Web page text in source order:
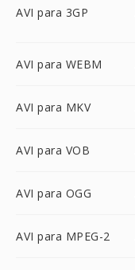
AVI para 3GP
AVI para WEBM
AVI para MKV
AVI para VOB
AVI para OGG
AVI para MPEG-2